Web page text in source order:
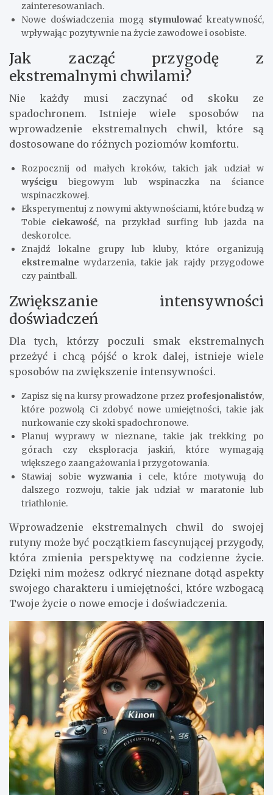
zainteresowaniach.
Nowe doświadczenia mogą stymulować kreatywność,
wpływając pozytywnie na życie zawodowe i osobiste.
Jak zacząć przygodę z
ekstremalnymi chwilami?
Nie każdy musi zaczynać od skoku ze
spadochronem. Istnieje wiele sposobów na
wprowadzenie ekstremalnych chwil, które są
dostosowane do różnych poziomów komfortu.
Rozpocznij od małych kroków, takich jak udział w
wyścigu biegowym lub wspinaczka na ściance
wspinaczkowej.
Eksperymentuj z nowymi aktywnościami, które budzą w
Tobie ciekawość, na przykład surfing lub jazda na
deskorolce.
Znajdź lokalne grupy lub kluby, które organizują
ekstremalne wydarzenia, takie jak rajdy przygodowe
czy paintball.
Zwiększanie intensywności
doświadczeń
Dla tych, którzy poczuli smak ekstremalnych
przeżyć i chcą pójść o krok dalej, istnieje wiele
sposobów na zwiększenie intensywności.
Zapisz się na kursy prowadzone przez profesjonalistów,
które pozwolą Ci zdobyć nowe umiejętności, takie jak
nurkowanie czy skoki spadochronowe.
Planuj wyprawy w nieznane, takie jak trekking po
górach czy eksploracja jaskiń, które wymagają
większego zaangażowania i przygotowania.
Stawiaj sobie wyzwania i cele, które motywują do
dalszego rozwoju, takie jak udział w maratonie lub
triathlonie.
Wprowadzenie ekstremalnych chwil do swojej
rutyny może być początkiem fascynującej przygody,
która zmienia perspektywę na codzienne życie.
Dzięki nim możesz odkryć nieznane dotąd aspekty
swojego charakteru i umiejętności, które wzbogacą
Twoje życie o nowe emocje i doświadczenia.